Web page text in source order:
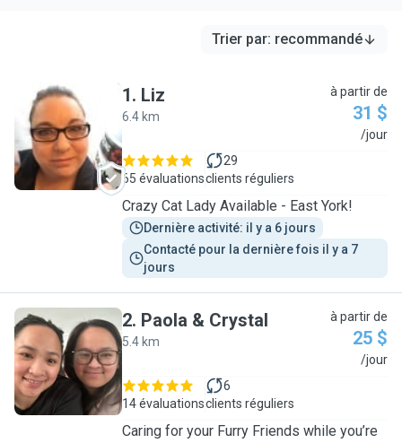
Trier par: recommandé
L
1. Liz
6.4 km
à partir de
31 $
/jour
65 évaluations
29
clients réguliers
Crazy Cat Lady Available - East York!
Dernière activité: il y a 6 jours
Contacté pour la dernière fois il y a 7
jours
P
2. Paola & Crystal
5.4 km
à partir de
25 $
/jour
14 évaluations
6
clients réguliers
Caring for your Furry Friends while you’re